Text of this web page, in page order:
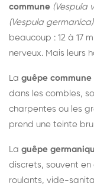
commune (Vespula
(Vespula germanica)
beaucoup : 12 à 17
nerveux. Mais leurs
La guêpe commune
dans les combles,
charpentes ou les
prend une teinte
La guêpe
discrets, souvent
roulants, vide-